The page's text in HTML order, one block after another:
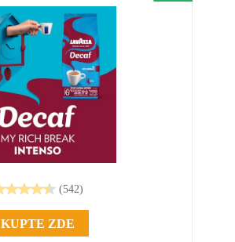
(542)
KUPTE ZDE